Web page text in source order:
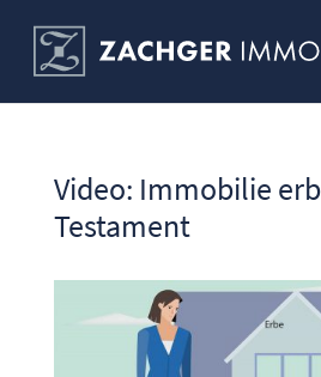
Video: Immobilie
Testament